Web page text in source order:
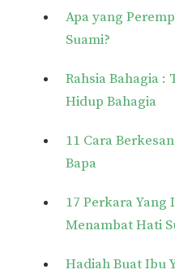
Apa yang
Suami?
Rahsia Bahagia :
Hidup Bahagia
11 Cara
Bapa
17 Perkara
Menambat Hati
Hadiah Buat Ibu